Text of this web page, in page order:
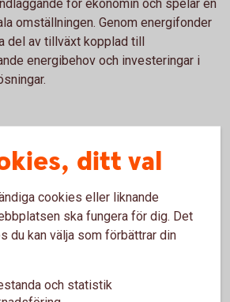
för ekonomin och spelar en
omställningen. Genom energifonder
del av tillväxt kopplad till
energibehov och investeringar i
kan variera mycket.
beslut och globala händelser
är det viktigt att fondens inriktning
din risknivå och hur länge du
ditt val
cookies eller liknande
ska fungera för dig. Det
du kan välja som förbättrar din
och statistik